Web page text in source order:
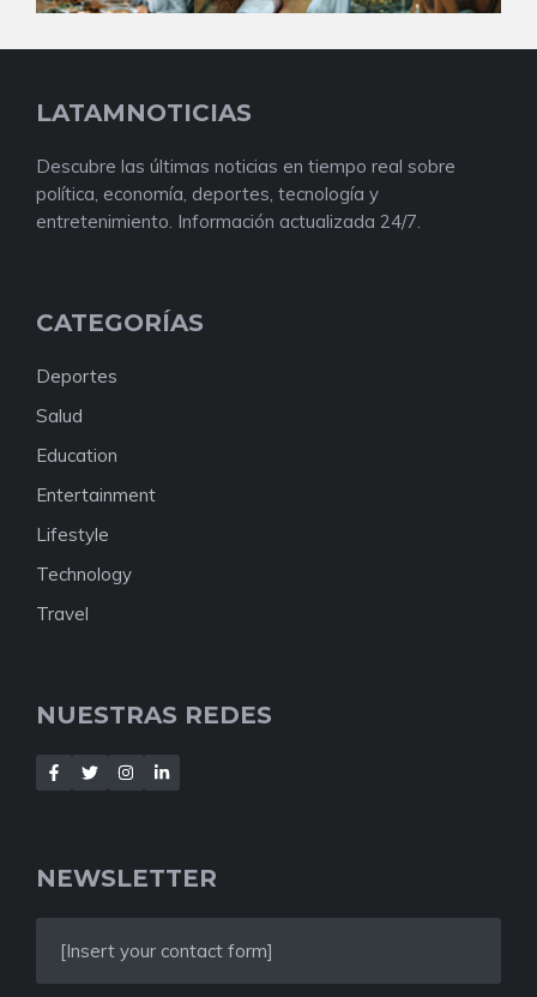
LATAMNOTICIAS
Descubre las últimas noticias en tiempo real sobre
política, economía, deportes, tecnología y
entretenimiento. Información actualizada 24/7.
CATEGORÍAS
Deportes
Salud
Education
Entertainment
Lifestyle
Technology
Travel
NUESTRAS REDES
NEWSLETTER
[Insert your contact form]